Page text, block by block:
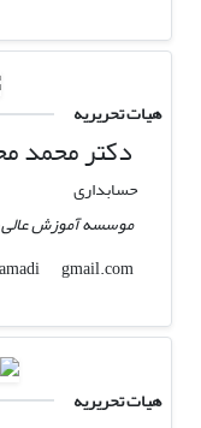
هیات تحریریه
دکتر محمد
حسابداری
موسسه آموزش
mkz.mohamadi
gmail.com
هیات تحریریه